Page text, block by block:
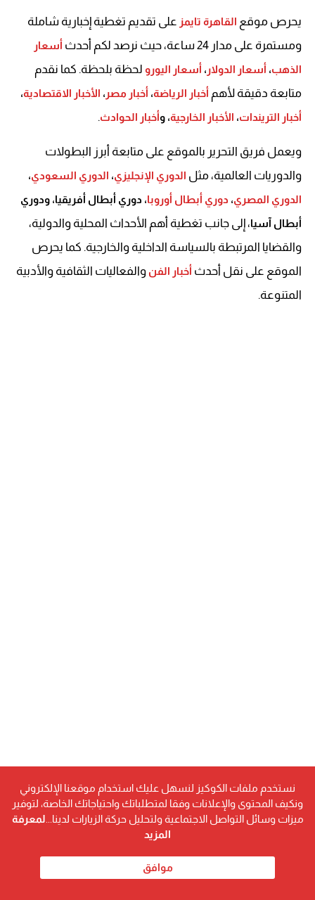
يحرص موقع القاهرة تايمز على تقديم تغطية إخبارية شاملة
ومستمرة على مدار 24 ساعة، حيث نرصد لكم أحدث
أسعار
الذهب، أسعار الدولار ، أسعار اليورولحظة بلحظة. كما نقدم
متابعة دقيقة لأهم أخبار الرياضة، أخبار مصر ، الأخبار الاقتصادية،
أخبار التريندات، الأخبار الخارجية، وأخبار الحوادث.
ويعمل فريق التحرير بالموقع على متابعة أبرز البطولات
والدوريات العالمية، مثل الدوري الإنجليزي، الدوري السعودي،
الدوري المصري، دوري أبطال أوروبا، دوري أبطال أفريقيا، ودوري
أبطال آسيا، إلى جانب تغطية أهم الأحداث المحلية والدولية،
والقضايا المرتبطة بالسياسة الداخلية والخارجية. كما يحرص
الموقع على نقل أحدث أخبار الفن والفعاليات الثقافية والأدبية
المتنوعة.
نستخدم ملفات الكوكيز لنسهل عليك استخدام موقعنا الإلكتروني
ونكيف المحتوى والإعلانات وفقا لمتطلباتك واحتياجاتك الخاصة، لتوفير
ميزات وسائل التواصل الاجتماعية ولتحليل حركة الزيارات لدينا... لمعرفة
المزيد
موافق